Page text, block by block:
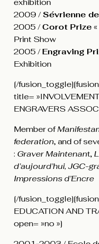
exhibition
2009 /Sévrienne
2005 /Corot Prize
Print Show
2005 /Engraving
Exhibition
[/
title=
ENGRAVERS
Member of
federation, and of
: Graver Maintenant,
d’aujourd’hui, JGC-
Impressions d’Encre
[/
EDUCATION AND
open= »no »]